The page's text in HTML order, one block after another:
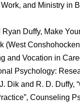
and Ministry in
Duffy, Make
(West
and Vocation in
Psychology:
Dik and R. D. Duffy,
Counseling